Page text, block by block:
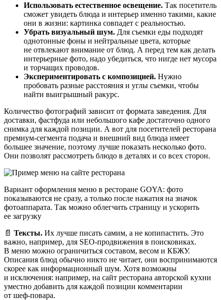
Использовать естественное освещение. Так посетитель
сможет увидеть блюда и интерьер именно такими, какие
они в жизни: картинка совпадет с реальностью.
Убрать визуальный шум. Для съемки еды подходят
однотонные фоны и нейтральные цвета, которые
не отвлекают внимание от блюд. А перед тем как делать
интерьерные фото, надо убедиться, что нигде нет мусора
и торчащих проводов.
Экспериментировать с композицией. Нужно
пробовать разные расстояния и углы съемки, чтобы
найти выигрышный ракурс.
Количество фотографий зависит от формата заведения. Для
доставки, фастфуда или небольшого кафе достаточно одного
снимка для каждой позиции. А вот для посетителей ресторана
премиум‑сегмента подача и внешний вид блюда имеет
большее значение, поэтому лучше показать несколько фото.
Они позволят рассмотреть блюдо в деталях и со всех сторон.
Вариант оформления меню в ресторане GOYA: фото
показываются не сразу, а только после нажатия на значок
фотоаппарата. Так можно облегчить страницу и ускорить
ее загрузку
📄 Тексты. Их лучше писать самим, а не копипастить. Это
важно, например, для SEO‑продвижения в поисковиках.
В меню можно ограничиться составом, весом и КБЖУ.
Описания блюд обычно никто не читает, они воспринимаются
скорее как информационный шум. Хотя возможны
и исключения: например, на сайт ресторана авторской кухни
уместно добавить для каждой позиции комментарии
от шеф‑повара.